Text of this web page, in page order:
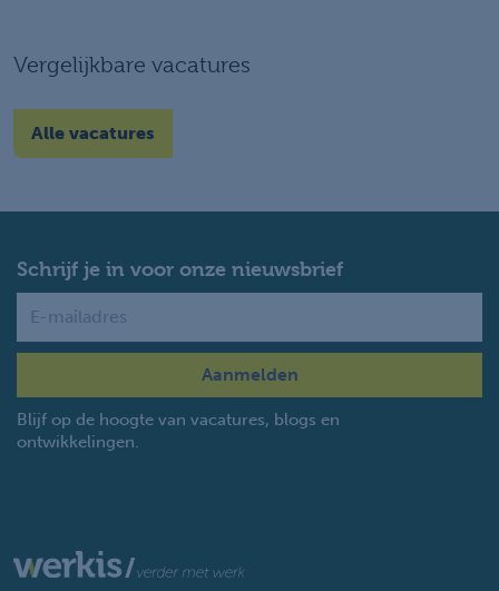
Vergelijkbare vacatures
Alle vacatures
Schrijf je in voor onze nieuwsbrief
Blijf op de hoogte van vacatures, blogs en
ontwikkelingen.